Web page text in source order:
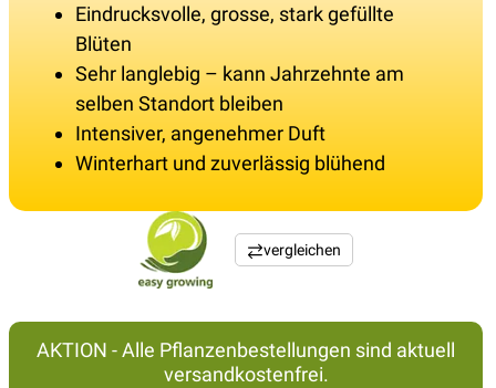
Eindrucksvolle, grosse, stark gefüllte
Blüten
Sehr langlebig – kann Jahrzehnte am
selben Standort bleiben
Intensiver, angenehmer Duft
Winterhart und zuverlässig blühend
vergleichen
AKTION - Alle Pflanzenbestellungen sind aktuell
versandkostenfrei.